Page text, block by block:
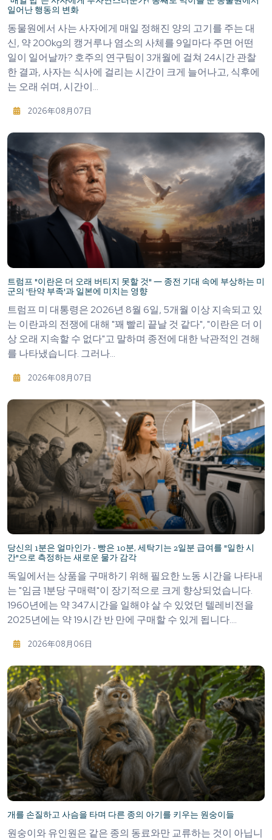
일어난 행동의 변화
동물원에서 사는 사자에게 매일 정해진 양의 고기를 주는 대
신, 약 200kg의 캥거루나 염소의 사체를 9일마다 주면 어떤
일이 일어날까? 호주의 연구팀이 3개월에 걸쳐 24시간 관찰
한 결과, 사자는 식사에 걸리는 시간이 크게 늘어나고, 식후에
는 오래 쉬며, 시간이...
2026年08月07日
트럼프 "이란은 더 오래 버티지 못할 것" ― 종전 기대 속에 부상하는 미
군의 '탄약 부족'과 일본에 미치는 영향
트럼프 미 대통령은 2026년 8월 6일, 5개월 이상 지속되고 있
는 이란과의 전쟁에 대해 "꽤 빨리 끝날 것 같다", "이란은 더 이
상 오래 지속할 수 없다"고 말하며 종전에 대한 낙관적인 견해
를 나타냈습니다. 그러나...
2026年08月07日
당신의 1분은 얼마인가 - 빵은 10분, 세탁기는 2일분 급여를 "일한 시
간"으로 측정하는 새로운 물가 감각
독일에서는 상품을 구매하기 위해 필요한 노동 시간을 나타내
는 "임금 1분당 구매력"이 장기적으로 크게 향상되었습니다.
1960년에는 약 347시간을 일해야 살 수 있었던 텔레비전을
2025년에는 약 19시간 반 만에 구매할 수 있게 됩니다....
2026年08月06日
개를 손질하고 사슴을 타며 다른 종의 아기를 키우는 원숭이들
원숭이와 유인원은 같은 종의 동료와만 교류하는 것이 아닙니